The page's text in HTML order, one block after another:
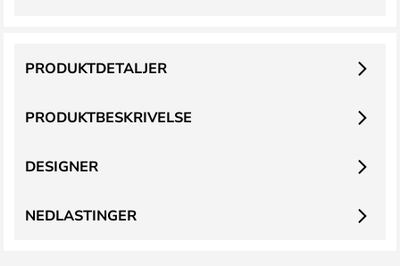
PRODUKTBESKRIVELSE
PRODUKTDETALJER
DESIGNER
NEDLASTINGER